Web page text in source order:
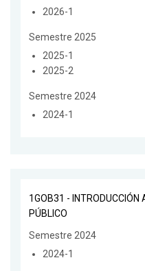
2026-1
Semestre 2025
2025-1
2025-2
Semestre 2024
2024-1
1GOB31 - INTRODUCCIÓN
PÚBLICO
Semestre 2024
2024-1